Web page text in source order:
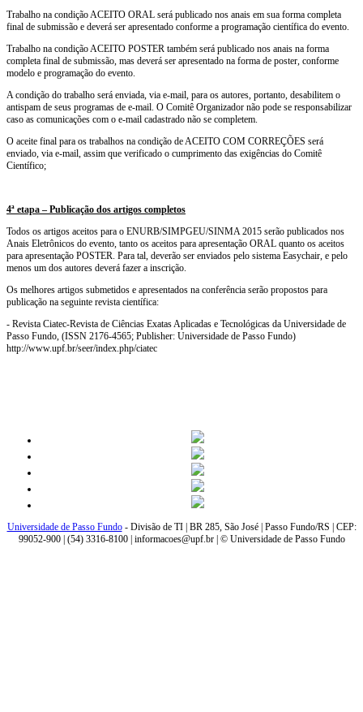
Trabalho na condição ACEITO ORAL será publicado nos anais em sua forma completa
final de submissão e deverá ser apresentado conforme a programação científica do evento.
Trabalho na condição ACEITO POSTER também será publicado nos anais na forma
completa final de submissão, mas deverá ser apresentado na forma de poster, conforme
modelo e programação do evento.
A condição do trabalho será enviada, via e-mail, para os autores, portanto, desabilitem o
antispam de seus programas de e-mail. O Comitê Organizador não pode se responsabilizar
caso as comunicações com o e-mail cadastrado não se completem.
O aceite final para os trabalhos na condição de ACEITO COM CORREÇÕES será
enviado, via e-mail, assim que verificado o cumprimento das exigências do Comitê
Científico;
4ª etapa – Publicação dos artigos completos
Todos os artigos aceitos para o ENURB/SIMPGEU/SINMA 2015 serão publicados nos
Anais Eletrônicos do evento, tanto os aceitos para apresentação ORAL quanto os aceitos
para apresentação POSTER. Para tal, deverão ser enviados pelo sistema Easychair, e pelo
menos um dos autores deverá fazer a inscrição.
Os melhores artigos submetidos e apresentados na conferência serão propostos para
publicação na seguinte revista científica:
- Revista Ciatec-Revista de Ciências Exatas Aplicadas e Tecnológicas da Universidade de
Passo Fundo, (ISSN 2176-4565; Publisher: Universidade de Passo Fundo)
http://www.upf.br/seer/index.php/ciatec
Universidade de Passo Fundo- Divisão de TI | BR 285, São José | Passo Fundo/RS | CEP:
99052-900 | (54) 3316-8100 | informacoes@upf.br | © Universidade de Passo Fundo